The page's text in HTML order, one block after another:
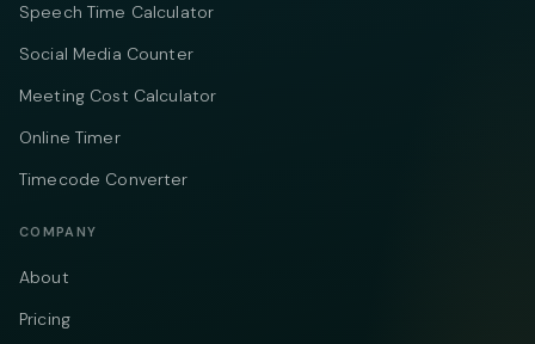
Speech Time Calculator
Social Media Counter
Meeting Cost Calculator
Online Timer
Timecode Converter
COMPANY
About
Pricing